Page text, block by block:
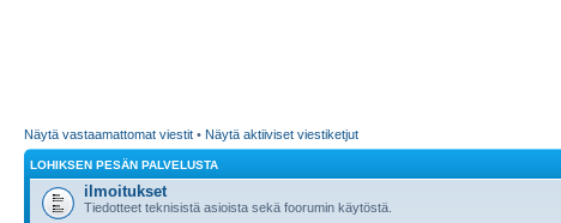
Näytä vastaamattomat viestit • Näytä aktiiviset viestiketjut
LOHIKSEN PESÄN PALVELUSTA
ilmoitukset
Tiedotteet teknisistä asioista sekä foorumin käytöstä.